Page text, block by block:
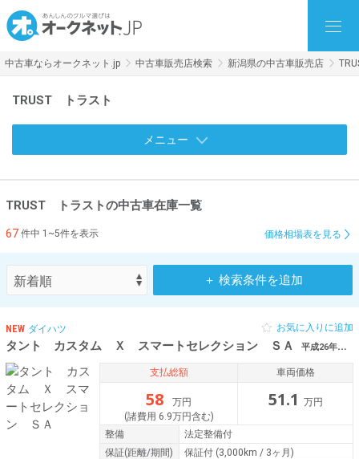
中古車ならオークネット.jp 中古車販売店検索 新潟県の中古車販売店
TRUST トラスト
メニュー
TRUST トラストの中古車在庫一覧
67 件中 1~5件を表示 価格相場表を見る
＋ 検索条件を追加
NEW ダイハツ
タント カスタム Ｘ スマートセレクション ＳＡ 平成26年（2014年） 7.6万km 新潟県新潟市西区
お気に入りに追加
支払総額
58
万円
(諸費用 6.9万円含む)
車両価格
51.1 万円
整備
法定整備付
保証(距離/期間) 保証付 (3,000km / 3ヶ月)